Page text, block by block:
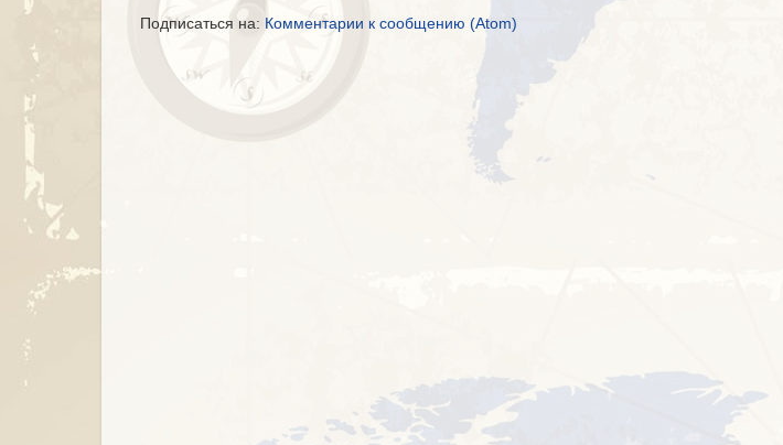
Подписаться на: Комментарии к сообщению (Atom)